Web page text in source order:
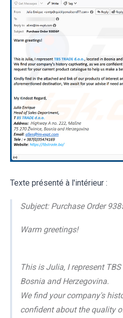
Texte présenté à l'intérieur :
Subject: Purchase Order
Warm greetings!
This is Julia, I represent
Bosnia and Herzegovina.
We find your company's
confident about the quality